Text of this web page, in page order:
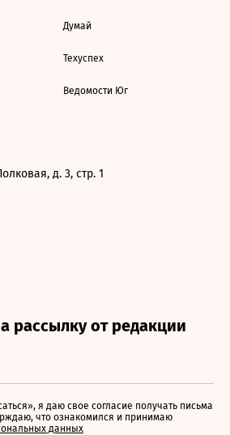
Думай
Техуспех
Ведомости Юг
д. 3, стр. 1
я даю свое согласие получать письма
что ознакомился и принимаю
данных